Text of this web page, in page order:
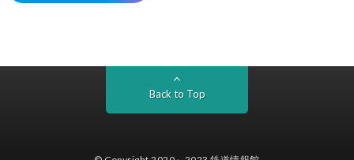
Back to Top